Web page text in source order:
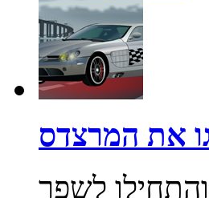
את המרצדס